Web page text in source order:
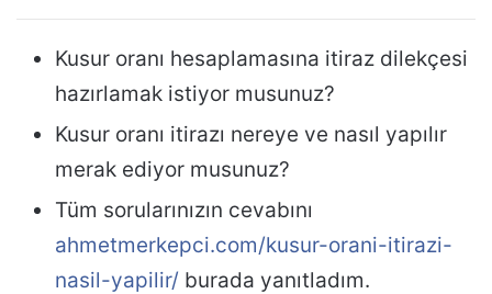
Kusur oranı hesaplamasına itiraz dilekçesi
hazırlamak istiyor musunuz?
Kusur oranı itirazı nereye ve nasıl yapılır
merak ediyor musunuz?
Tüm sorularınızın cevabını
ahmetmerkepci.com/kusur-orani-itirazi-
nasil-yapilir/ burada yanıtladım.